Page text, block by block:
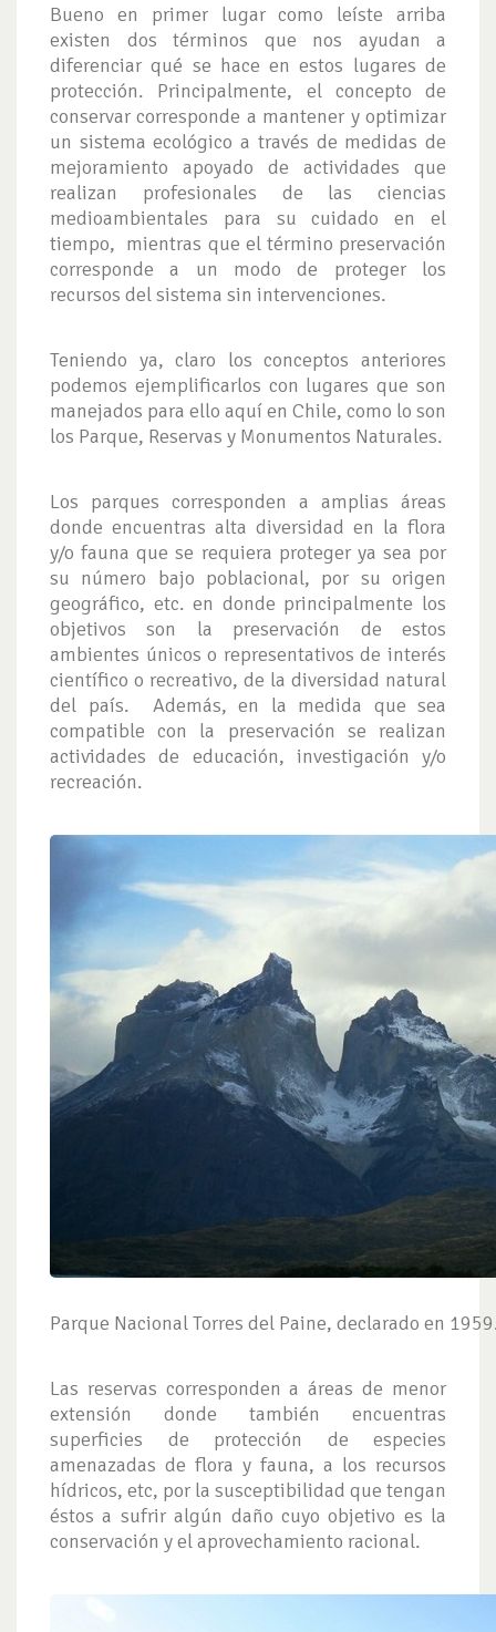
Bueno en primer lugar como leíste arriba
existen dos términos que nos ayudan a
diferenciar qué se hace en estos lugares de
protección. Principalmente, el concepto de
conservar corresponde a mantener y optimizar
un sistema ecológico a través de medidas de
mejoramiento apoyado de actividades que
realizan profesionales de las ciencias
medioambientales para su cuidado en el
tiempo, mientras que el término preservación
corresponde a un modo de proteger los
recursos del sistema sin intervenciones.
Teniendo ya, claro los conceptos anteriores
podemos ejemplificarlos con lugares que son
manejados para ello aquí en Chile, como lo son
los Parque, Reservas y Monumentos Naturales.
Los parques corresponden a amplias áreas
donde encuentras alta diversidad en la flora
y/o fauna que se requiera proteger ya sea por
su número bajo poblacional, por su origen
geográfico, etc. en donde principalmente los
objetivos son la preservación de estos
ambientes únicos o representativos de interés
científico o recreativo, de la diversidad natural
del país. Además, en la medida que sea
compatible con la preservación se realizan
actividades de educación, investigación y/o
recreación.
Parque Nacional Torres del Paine, declarado en
Las reservas corresponden a áreas de menor
extensión donde también encuentras
superficies de protección de especies
amenazadas de flora y fauna, a los recursos
hídricos, etc, por la susceptibilidad que tengan
éstos a sufrir algún daño cuyo objetivo es la
conservación y el aprovechamiento racional.